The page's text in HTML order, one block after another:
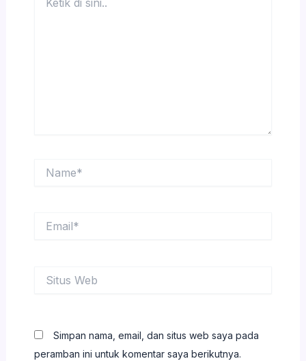
Web
Simpan nama, email, dan situs web saya pada
peramban ini untuk komentar saya berikutnya.